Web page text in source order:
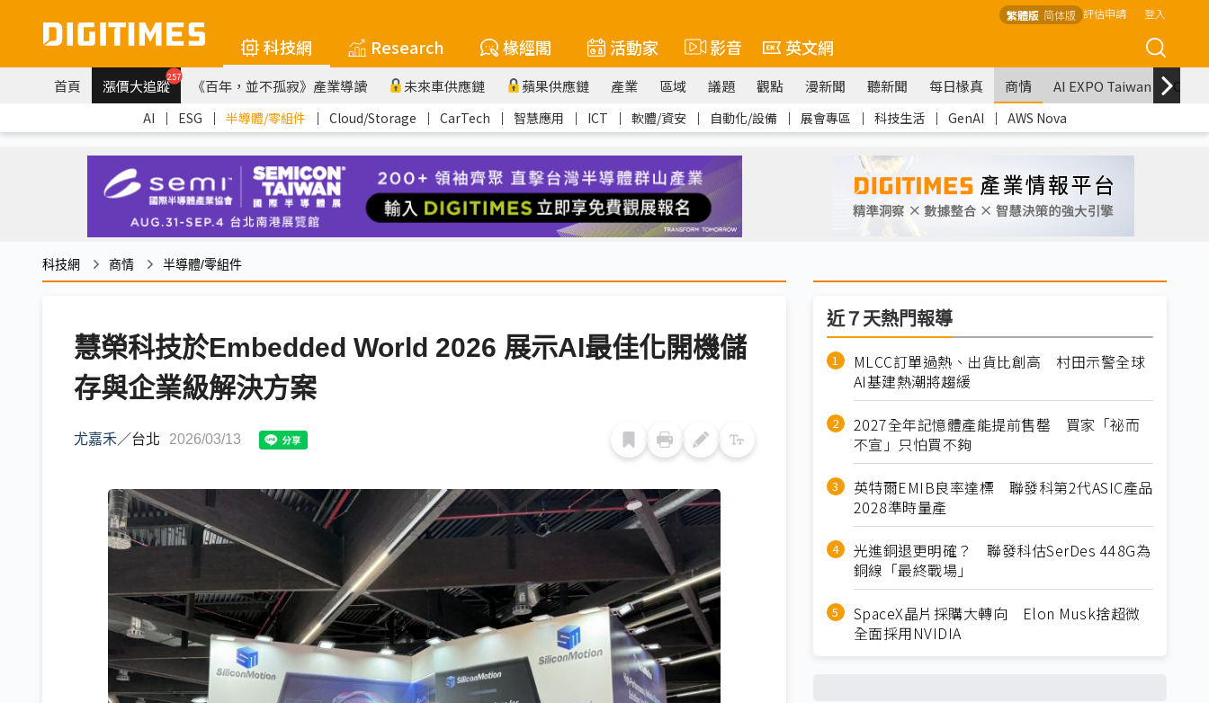
繁體版 简体版 評估申請 登入
科技網 Research 椽經閣 活動家 影音 英文網
首頁 漲價大追蹤257 《百年，並不孤寂》產業導讀 未來車供應鏈 蘋果供應鏈 產業 區域 議題 觀點 漫新聞 聽新聞 每日椽真 商情 AI EXPO Taiwan
AI ｜ ESG ｜ 半導體/零組件 ｜ Cloud/Storage ｜ CarTech ｜ 智慧應用 ｜ ICT ｜ 軟體/資安 ｜ 自動化/設備 ｜ 展會專區 ｜ 科技生活 ｜ GenAI ｜ AWS Nova
科技網 商情 半導體/零組件
慧榮科技於Embedded World 2026 展示AI最佳化開機儲
存與企業級解決方案
尤嘉禾 ／台北 2026/03/13
近７天熱門報導
MLCC訂單過熱、出貨比創高 村田示警全球
AI基建熱潮將趨緩
2027全年記憶體產能提前售罄 買家「祕而
不宣」只怕買不夠
英特爾EMIB良率達標 聯發科第2代ASIC產品
2028準時量產
光進銅退更明確？ 聯發科估SerDes 448G為
銅線「最終戰場」
SpaceX晶片採購大轉向 Elon Musk捨超微
全面採用NVIDIA